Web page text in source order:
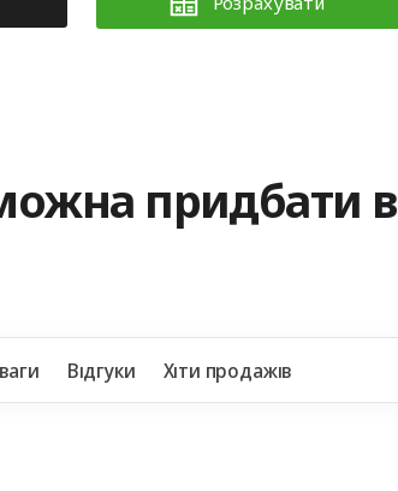
придбати в
Відгуки Хіти продажів